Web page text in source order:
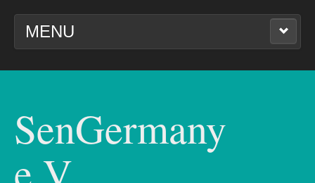
MENU
STARTSEITE
BILDER UND VIDEOS
WIRTSCHAFTSTAG 2024
SenGermany
e.V.